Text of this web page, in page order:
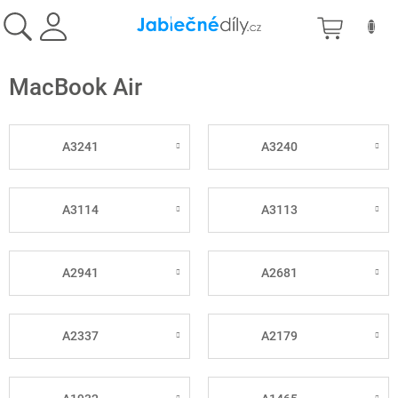
na
obsah
MacBook Air
A3241 A3240
A3114 A3113
A2941 A2681
A2337 A2179